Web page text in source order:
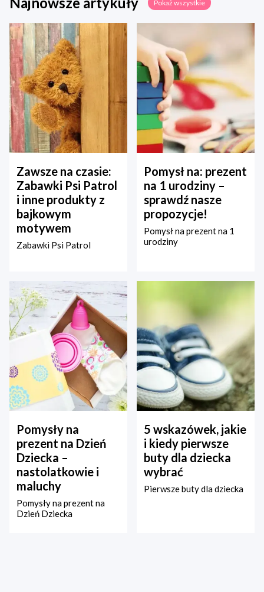
Pokaż wszystkie
Zawsze na czasie:
Zabawki Psi Patrol
i inne produkty z
bajkowym
motywem
Zabawki Psi Patrol
Pomysł na: prezent
na 1 urodziny –
sprawdź nasze
propozycje!
Pomysł na prezent na 1
urodziny
Pomysły na
prezent na Dzień
Dziecka –
nastolatkowie i
maluchy
Pomysły na prezent na
Dzień Dziecka
5 wskazówek, jakie
i kiedy pierwsze
buty dla dziecka
wybrać
Pierwsze buty dla dziecka